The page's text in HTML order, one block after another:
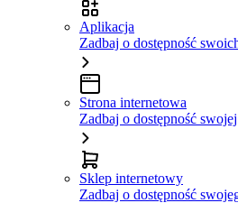
Aplikacja
Zadbaj o dostępność
Strona internetowa
Zadbaj o dostępność
Sklep internetowy
Zadbaj o dostępność